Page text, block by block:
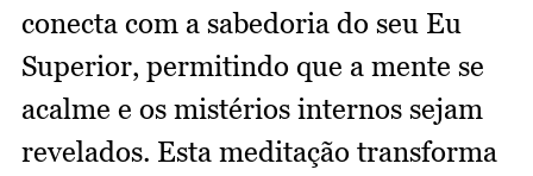
conecta com a sabedoria do seu Eu
Superior, permitindo que a mente se
acalme e os mistérios internos sejam
revelados. Esta meditação transforma